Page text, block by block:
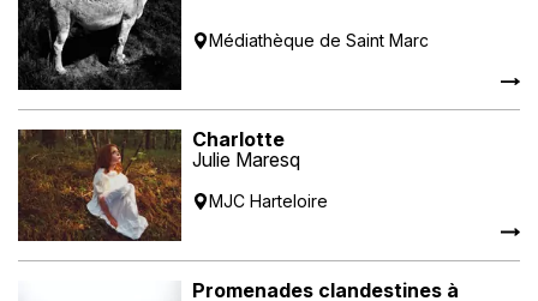
Médiathèque de Saint Marc
Charlotte
Julie Maresq
MJC Harteloire
Promenades clandestines à